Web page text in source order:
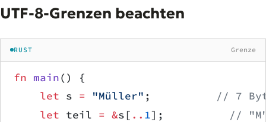
UTF-8-Grenzen beachten
RUST Grenze
fn main() {
    let
s = "Müller" ;
// 7
    let
teil = &s[ .. 1];
//